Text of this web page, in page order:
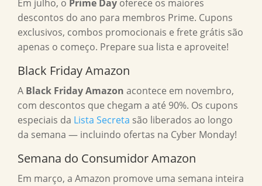
Em julho, o Prime Day oferece os maiores
descontos do ano para membros Prime. Cupons
exclusivos, combos promocionais e frete grátis são
apenas o começo. Prepare sua lista e aproveite!
Black Friday Amazon
A Black Friday Amazon acontece em novembro,
com descontos que chegam a até 90%. Os cupons
especiais da Lista Secreta são liberados ao longo
da semana — incluindo ofertas na Cyber Monday!
Semana do Consumidor Amazon
Em março, a Amazon promove uma semana inteira